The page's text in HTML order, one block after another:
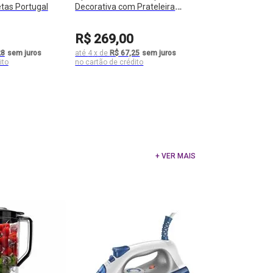
Portugal
sem juros
Decorativa com Prateleira
R$ 269,00
até 4 x de R$ 67,25 sem juros
+ VER MAIS